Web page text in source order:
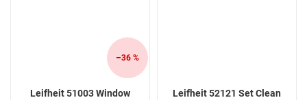
–36 %
Leifheit 51003 Window
Leifheit 52121 Set Clean